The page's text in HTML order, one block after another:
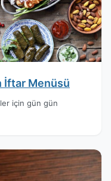
İftar Menüsü
için gün gün